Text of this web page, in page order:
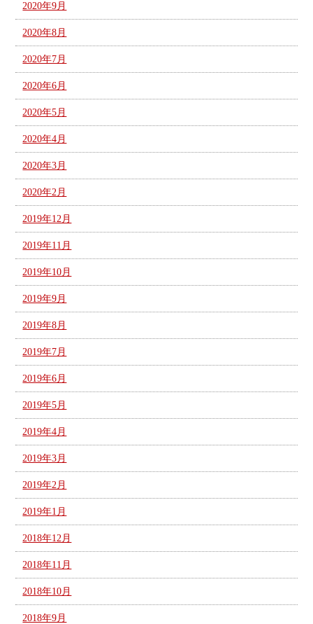
2020年9月
2020年8月
2020年7月
2020年6月
2020年5月
2020年4月
2020年3月
2020年2月
2019年12月
2019年11月
2019年10月
2019年9月
2019年8月
2019年7月
2019年6月
2019年5月
2019年4月
2019年3月
2019年2月
2019年1月
2018年12月
2018年11月
2018年10月
2018年9月